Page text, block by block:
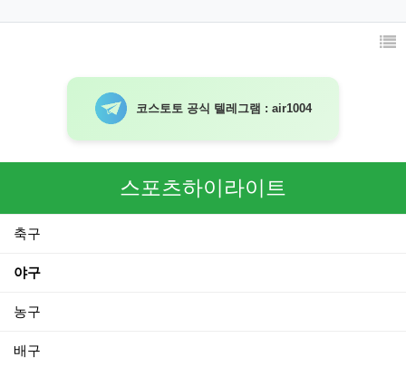
코스토토 공식 텔레그램 : air1004
스포츠하이라이트
축구
야구
농구
배구